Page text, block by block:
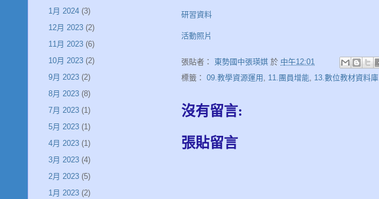
研習資料
活動照片
張貼者： 東勢國中張瑛娸 於 中午12:01
標籤： 09.教學資源運用 11.團員增能 13.數位教材資料庫
沒有留言:
張貼留言
1月 2024 (3)
12月 2023 (2)
11月 2023 (6)
10月 2023 (2)
9月 2023 (2)
8月 2023 (8)
7月 2023 (1)
5月 2023 (1)
4月 2023 (1)
3月 2023 (4)
2月 2023 (5)
1月 2023 (2)